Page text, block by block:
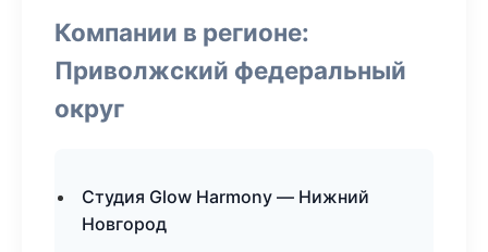
Компании в регионе:
Приволжский федеральный
округ
Студия Glow Harmony — Нижний
Новгород